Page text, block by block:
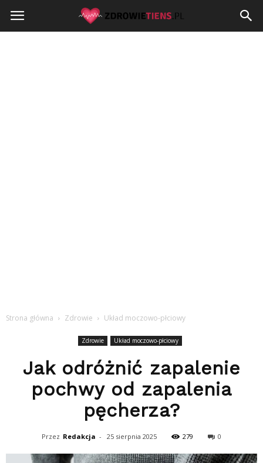
Zdrowietiens.pl
Strona główna Zdrowie Układ moczowo-płciowy
Zdrowie Układ moczowo-płciowy
Jak odróżnić zapalenie
pochwy od zapalenia
pęcherza?
Przez Redakcja - 25 sierpnia 2025 279 0